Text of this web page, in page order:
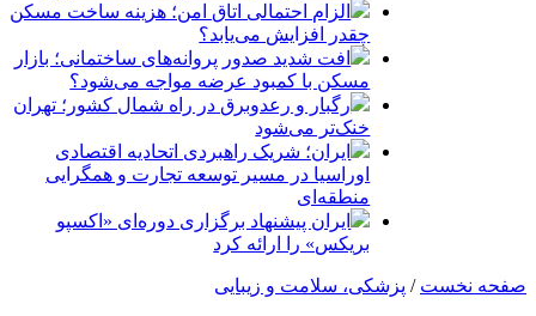
الزام احتمالی اتاق امن؛ هزینه ساخت مسکن
چقدر افزایش می‌یابد؟
افت شدید صدور پروانه‌های ساختمانی؛ بازار
مسکن با کمبود عرضه مواجه می‌شود؟
رگبار و رعدوبرق در راه شمال کشور؛ تهران
خنک‌تر می‌شود
ایران؛ شریک راهبردی اتحادیه اقتصادی
اوراسیا در مسیر توسعه تجارت و همگرایی
منطقه‌ای
ایران پیشنهاد برگزاری دوره‌ای «اکسپو
بریکس» را ارائه کرد
صفحه نخست / پزشکی، سلامت و زیبایی